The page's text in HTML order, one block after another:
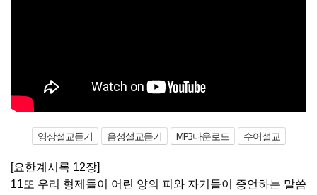
영상설교듣기 음성설교듣기 MP3다운로드 수어설교
[요한계시록 12장]
11또 우리 형제들이 어린 양의 피와 자기들이 증언하는 말씀